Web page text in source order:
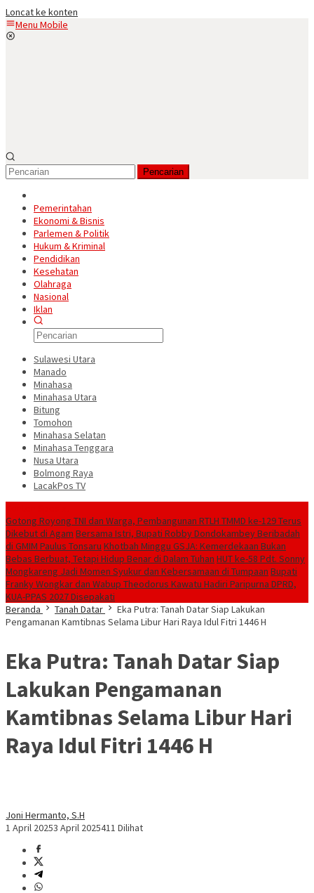
Loncat ke konten
Menu Mobile
Pencarian
Pemerintahan
Ekonomi & Bisnis
Parlemen & Politik
Hukum & Kriminal
Pendidikan
Kesehatan
Olahraga
Nasional
Iklan
Sulawesi Utara
Manado
Minahasa
Minahasa Utara
Bitung
Tomohon
Minahasa Selatan
Minahasa Tenggara
Nusa Utara
Bolmong Raya
LacakPos TV
Gotong Royong TNI dan Warga, Pembangunan RTLH TMMD ke-129 Terus
Dikebut di Agam Bersama Istri, Bupati Robby Dondokambey Beribadah
di GMIM Paulus Tonsaru Khotbah Minggu GSJA: Kemerdekaan Bukan
Bebas Berbuat, Tetapi Hidup Benar di Dalam Tuhan HUT ke-58 Pdt. Sonny
Mongkareng Jadi Momen Syukur dan Kebersamaan di Tumpaan Bupati
Franky Wongkar dan Wabup Theodorus Kawatu Hadiri Paripurna DPRD,
KUA-PPAS 2027 Disepakati
Beranda
Tanah Datar
Eka Putra: Tanah Datar Siap Lakukan
Pengamanan Kamtibnas Selama Libur Hari Raya Idul Fitri 1446 H
Eka Putra: Tanah Datar Siap
Lakukan Pengamanan
Kamtibnas Selama Libur Hari
Raya Idul Fitri 1446 H
Joni Hermanto, S.H
1 April 20253 April 2025411 Dilihat